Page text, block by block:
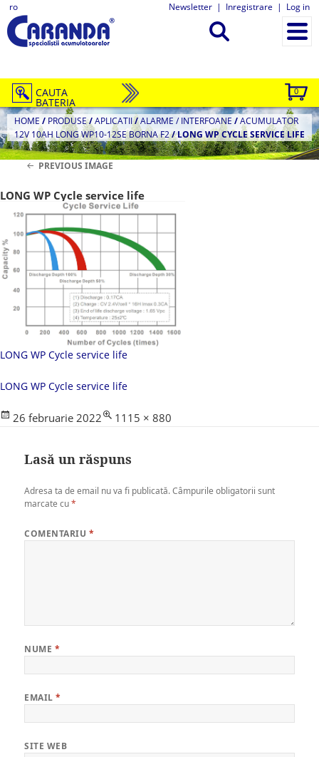
ro Newsletter | Inregistrare | Log in
0
CAUTA
BATERIA
HOME / PRODUSE/APLICATII/ALARME / INTERFOANE /ACUMULATOR
12V 10AH LONG WP10-12SE BORNA F2/LONG WP CYCLE SERVICE LIFE
PREVIOUS IMAGE
LONG WP Cycle service life
LONG WP Cycle service life
LONG WP Cycle service life
Posted
26 februarie 2022
Full
1115 × 880
Lasă un răspuns
Adresa ta de email nu va fi publicată. Câmpurile obligatorii sunt
marcate cu*
COMENTARIU *
NUME *
EMAIL*
SITE WEB